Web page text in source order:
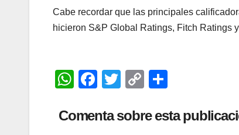
Cabe recordar que las principales
hicieron S&P Global Ratings, Fitch Ratings y
W
at
F
c
T
tt
C
p
m
Comenta sobre esta